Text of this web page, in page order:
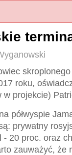
roku,
w projekcie)
półwyspie
prywatny
- 20 proc. oraz
zauważyć, że